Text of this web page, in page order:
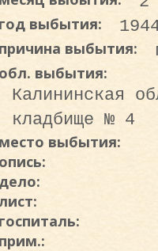
год выбытия:
причина выбытия:
обл. выбытия:
Калининская
кладбище № 4
место выбытия:
опись:
дело:
госпиталь:
прим.: